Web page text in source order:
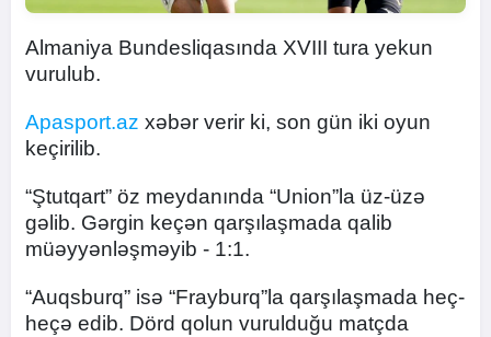
Almaniya Bundesliqasında XVIII tura yekun
vurulub.
Apasport.az xəbər verir ki, son gün iki oyun
keçirilib.
“Ştutqart” öz meydanında “Union”la üz-üzə
gəlib. Gərgin keçən qarşılaşmada qalib
müəyyənləşməyib - 1:1.
“Auqsburq” isə “Frayburq”la qarşılaşmada heç-
heçə edib. Dörd qolun vurulduğu matçda